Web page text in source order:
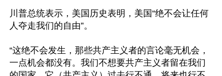
川普总统表示，美国历史表明，美国“绝不会让任何
人夺走我们的自由”。
“这绝不会发生，那些共产主义者的言论毫无机会，
一点机会都没有。我们不想要共产主义者留在我们